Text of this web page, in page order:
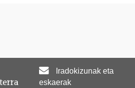
Iradokizunak eta
eskaerak